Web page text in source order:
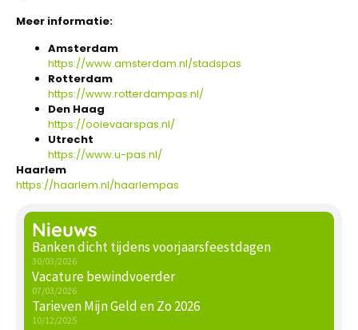
Meer informatie:
Amsterdam
https://www.amsterdam.nl/stadspas
Rotterdam
https://www.rotterdampas.nl/
Den Haag
https://ooievaarspas.nl/
Utrecht
https://www.u-pas.nl/
Haarlem
https://haarlem.nl/haarlempas
Nieuws
Banken dicht tijdens voorjaarsfeestdagen
30/03/2026
Vacature bewindvoerder
07/03/2026
Tarieven Mijn Geld en Zo 2026
10/12/2025